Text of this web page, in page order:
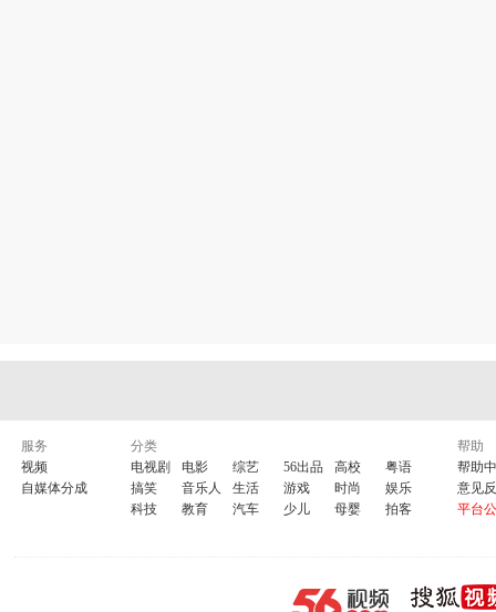
http://emtfamtf.blog.163.com/
服务
视频
自媒体分成
分类
电视剧
电影 综艺 56出品 高校
粤语
搞笑
音乐人 生活 游戏 时尚
娱乐
科技
教育 汽车 少儿 母婴 拍客
帮助
帮助
意见
平台